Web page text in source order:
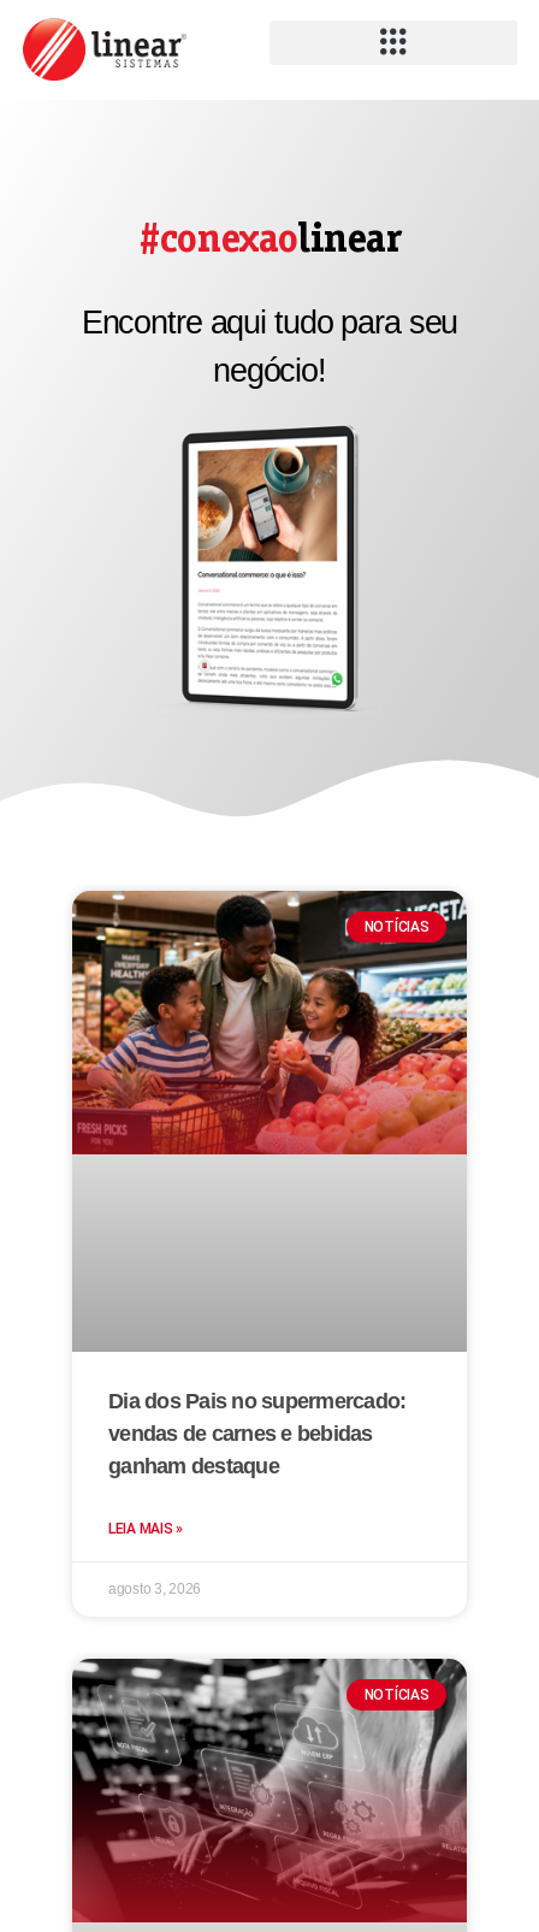
#conexaolinear
Encontre aqui tudo para seu
negócio!
NOTÍCIAS
Dia dos Pais no supermercado:
vendas de carnes e bebidas
ganham destaque
LEIA MAIS »
agosto 3, 2026
NOTÍCIAS